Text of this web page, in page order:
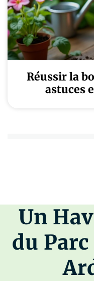
Réussir la
astuces
Un
du